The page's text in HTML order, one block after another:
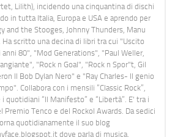
Lilith), incidendo una cinquantina di dischi
in tutta Italia, Europa e USA e aprendo per
and the Stooges, Johnny Thunders, Manu
Ha scritto una decina di libri tra cui "Uscito
anni 80", "Mod Generations", "Paul Weller,
"Rock n Goal", "Rock n Spor"t, Gil
Il Bob Dylan Nero" e "Ray Charles- Il genio
Collabora con i mensili “Classic Rock”,
quotidiani “Il Manifesto” e “Libertà”. E' tra i
Premio Tenco e del Rockol Awards. Da sedici
quotidianamente il suo blog
dove parla di musica,